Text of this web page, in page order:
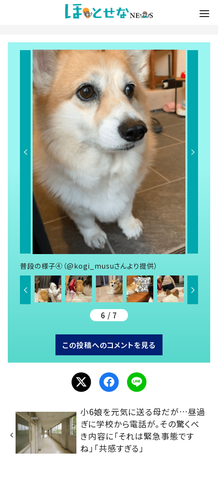
普段の様子④（@kogi_musuさんより提供）
6 / 7
この投稿へのコメントを見る
小6娘を元気に送る母だが…昼過
ぎに学校から電話が。その驚くべ
き内容に「それは緊急事態です
ね」「共感すぎる」